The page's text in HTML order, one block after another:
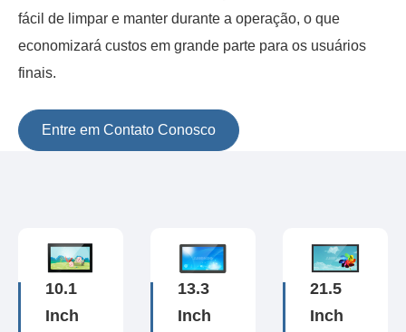
fácil de limpar e manter durante a operação, o que
economizará custos em grande parte para os usuários
finais.
Entre em Contato Conosco
10.1
Inch
13.3
Inch
21.5
Inch